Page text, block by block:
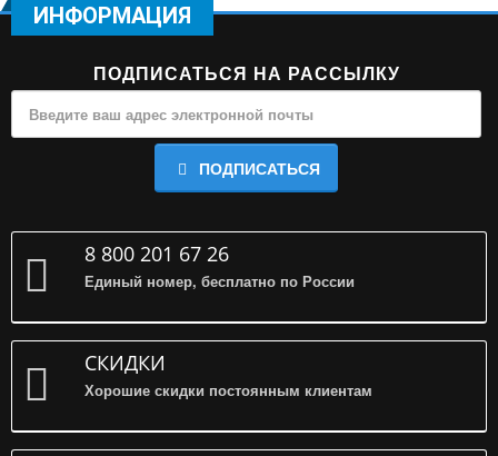
ИНФОРМАЦИЯ
ПОДПИСАТЬСЯ НА РАССЫЛКУ
ПОДПИСАТЬСЯ
8 800 201 67 26
Единый номер, бесплатно по России
СКИДКИ
Хорошие скидки постоянным клиентам